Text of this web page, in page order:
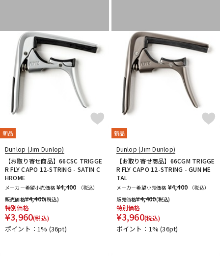
新品
Dunlop (Jim Dunlop)
【お取り寄せ商品】66CSC TRIGGE
R FLY CAPO 12-STRING - SATIN C
HROME
メーカー希望小売価格 ¥4,400
（税込）
販売価格¥4,400(税込)
特別価格
¥3,960(税込)
ポイント：1% (36pt)
新品
Dunlop (Jim Dunlop)
【お取り寄せ商品】66CGM TRIGGE
R FLY CAPO 12-STRING - GUN ME
TAL
メーカー希望小売価格 ¥4,400
（税込）
販売価格¥4,400(税込)
特別価格
¥3,960(税込)
ポイント：1%(36pt)